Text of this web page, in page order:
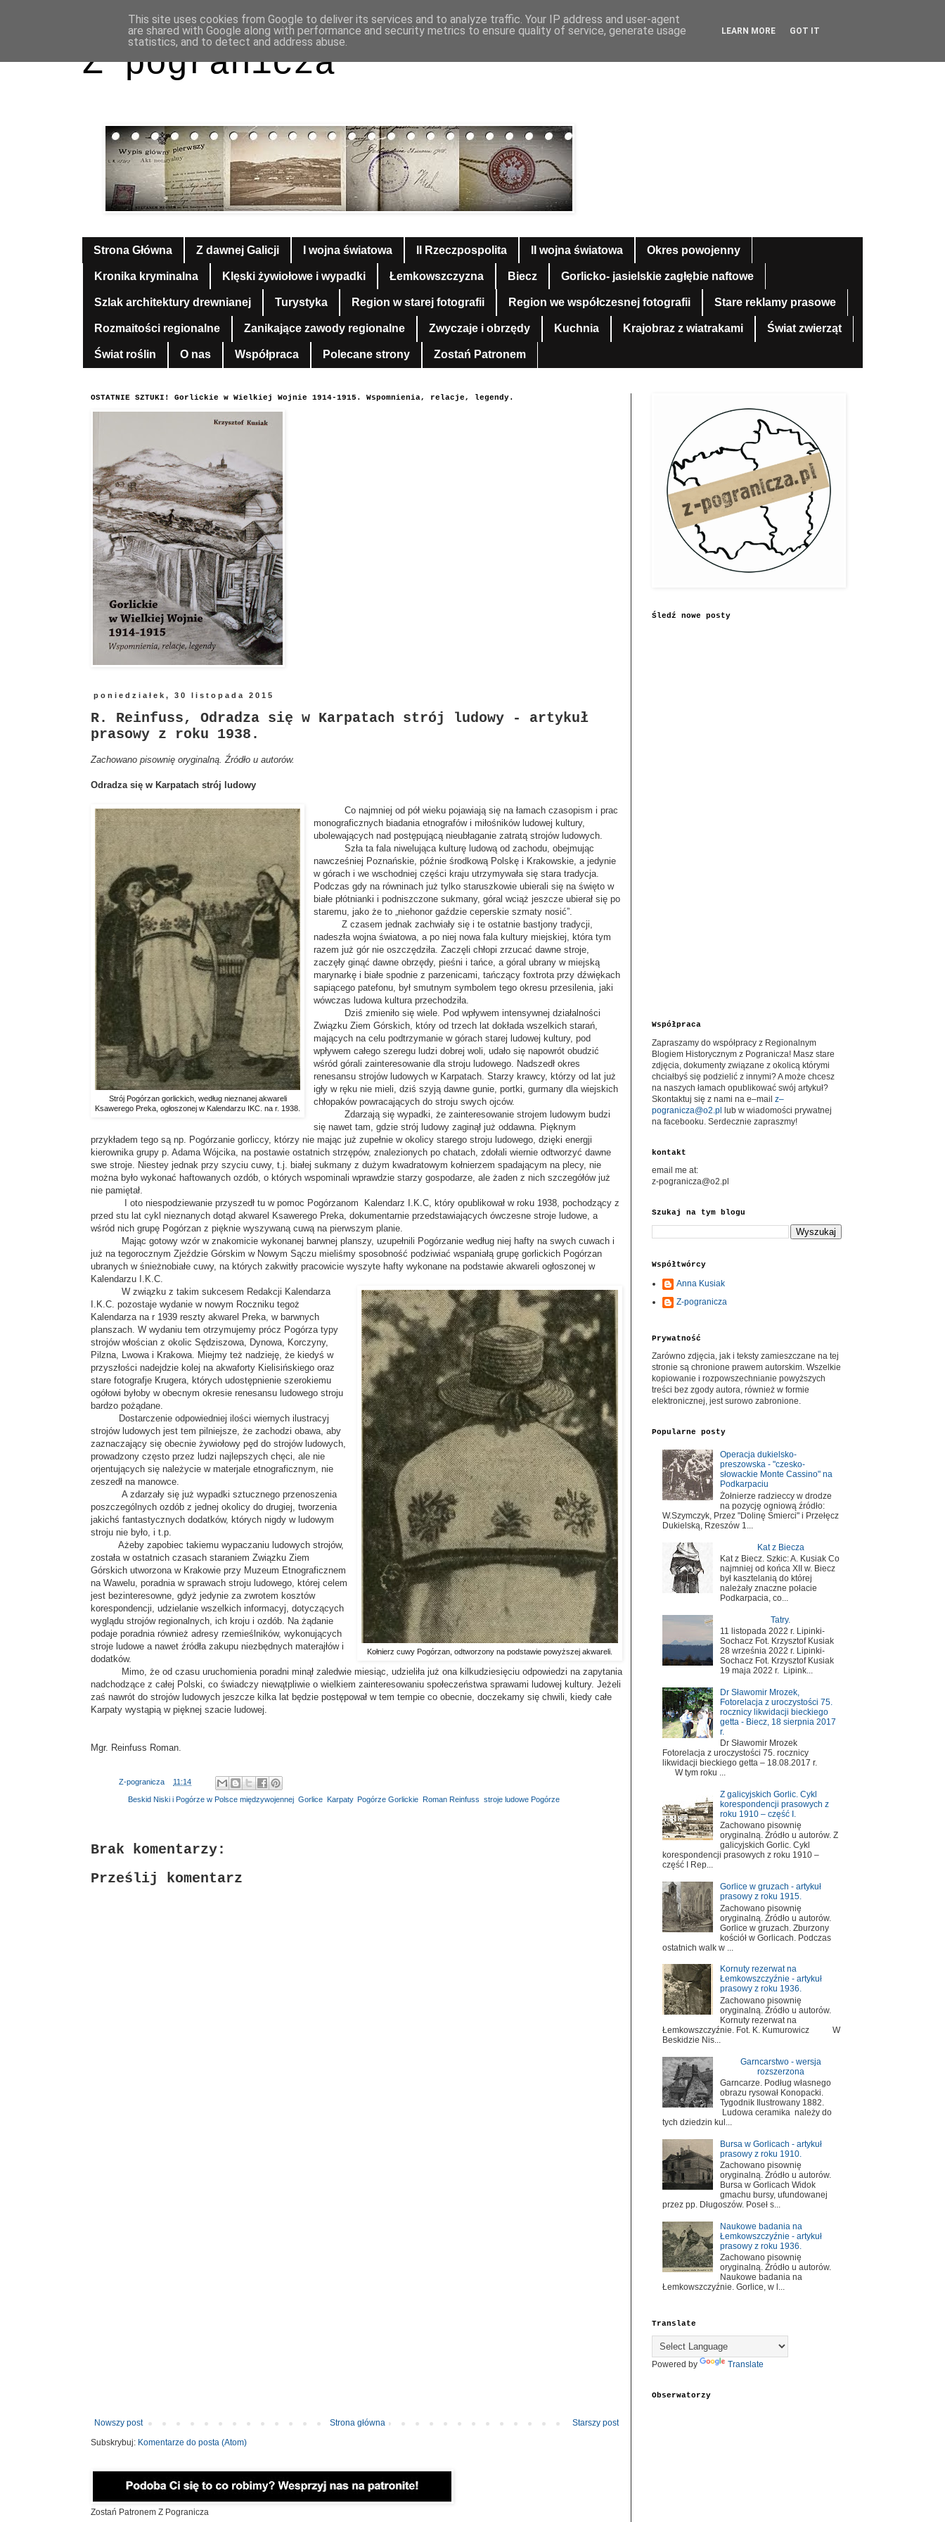
Z pogranicza
Strona Główna Z dawnej Galicji I wojna światowa II Rzeczpospolita II wojna światowa Okres powojenny
Kronika kryminalna Klęski żywiołowe i wypadki Łemkowszczyzna Biecz Gorlicko- jasielskie zagłębie naftowe
Szlak architektury drewnianej Turystyka Region w starej fotografii Region we współczesnej fotografii Stare reklamy prasowe
Rozmaitości regionalne Zanikające zawody regionalne Zwyczaje i obrzędy Kuchnia Krajobraz z wiatrakami Świat zwierząt
Świat roślin O nas Współpraca Polecane strony Zostań Patronem
OSTATNIE SZTUKI! Gorlickie w Wielkiej Wojnie 1914-1915. Wspomnienia, relacje, legendy.
poniedziałek, 30 listopada 2015
R. Reinfuss, Odradza się w Karpatach strój ludowy - artykuł
prasowy z roku 1938.
Zachowano pisownię oryginalną. Źródło u autorów.
Odradza się w Karpatach strój ludowy
Strój Pogórzan gorlickich, według nieznanej akwareli
Ksawerego Preka, ogłoszonej w Kalendarzu IKC. na r. 1938.
Co najmniej od pół wieku pojawiają się na łamach czasopism i prac
monograficznych biadania etnografów i miłośników ludowej kultury,
ubolewających nad postępującą nieubłaganie zatratą strojów ludowych.
Szła ta fala niwelująca kulturę ludową od zachodu, obejmując
nawcześniej Poznańskie, późnie środkową Polskę i Krakowskie, a jedynie
w górach i we wschodniej części kraju utrzymywała się stara tradycja.
Podczas gdy na równinach już tylko staruszkowie ubierali się na święto w
białe płótnianki i podniszczone sukmany, góral wciąż jeszcze ubierał się po
staremu, jako że to „niehonor gaździe ceperskie szmaty nosić”.
Z czasem jednak zachwiały się i te ostatnie bastjony tradycji,
nadeszła wojna światowa, a po niej nowa fala kultury miejskiej, która tym
razem już gór nie oszczędziła. Zaczęli chłopi zrzucać dawne stroje,
zaczęły ginąć dawne obrzędy, pieśni i tańce, a góral ubrany w miejską
marynarkę i białe spodnie z parzenicami, tańczący foxtrota przy dźwiękach
sapiącego patefonu, był smutnym symbolem tego okresu przesilenia, jaki
wówczas ludowa kultura przechodziła.
Dziś zmieniło się wiele. Pod wpływem intensywnej działalności
Związku Ziem Górskich, który od trzech lat dokłada wszelkich starań,
mających na celu podtrzymanie w górach starej ludowej kultury, pod
wpływem całego szeregu ludzi dobrej woli, udało się napowrót obudzić
wśród górali zainteresowanie dla stroju ludowego. Nadszedł okres
renesansu strojów ludowych w Karpatach. Starzy krawcy, którzy od lat już
igły w ręku nie mieli, dziś szyją dawne gunie, portki, gurmany dla wiejskich
chłopaków powracających do stroju swych ojców.
Zdarzają się wypadki, że zainteresowanie strojem ludowym budzi
się nawet tam, gdzie strój ludowy zaginął już oddawna. Pięknym
przykładem tego są np. Pogórzanie gorliccy, którzy nie mając już zupełnie w okolicy starego stroju ludowego, dzięki energji
kierownika grupy p. Adama Wójcika, na postawie ostatnich strzępów, znalezionych po chatach, zdołali wiernie odtworzyć dawne
swe stroje. Niestey jednak przy szyciu cuwy, t.j. białej sukmany z dużym kwadratowym kołnierzem spadającym na plecy, nie
można było wykonać haftowanych ozdób, o których wspominali wprawdzie starzy gospodarze, ale żaden z nich szczegółów już
nie pamiętał.
I oto niespodziewanie przyszedł tu w pomoc Pogórzanom Kalendarz I.K.C, który opublikował w roku 1938, pochodzący z
przed stu lat cykl nieznanych dotąd akwarel Ksawerego Preka, dokumentarnie przedstawiających ówczesne stroje ludowe, a
wśród nich grupę Pogórzan z pięknie wyszywaną cuwą na pierwszym planie.
Mając gotowy wzór w znakomicie wykonanej barwnej planszy, uzupełnili Pogórzanie według niej hafty na swych cuwach i
już na tegorocznym Zjeździe Górskim w Nowym Sączu mieliśmy sposobność podziwiać wspaniałą grupę gorlickich Pogórzan
ubranych w śnieżnobiałe cuwy, na których zakwitły pracowicie wyszyte hafty wykonane na podstawie akwareli ogłoszonej w
Kalendarzu I.K.C.
Kołnierz cuwy Pogórzan, odtworzony na podstawie powyższej akwareli.
W związku z takim sukcesem Redakcji Kalendarza
I.K.C. pozostaje wydanie w nowym Roczniku tegoż
Kalendarza na r 1939 reszty akwarel Preka, w barwnych
planszach. W wydaniu tem otrzymujemy prócz Pogórza typy
strojów włościan z okolic Sędziszowa, Dynowa, Korczyny,
Pilzna, Lwowa i Krakowa. Miejmy też nadzieję, że kiedyś w
przyszłości nadejdzie kolej na akwaforty Kielisińskiego oraz
stare fotografje Krugera, których udostępnienie szerokiemu
ogółowi byłoby w obecnym okresie renesansu ludowego stroju
bardzo pożądane.
Dostarczenie odpowiedniej ilości wiernych ilustracyj
strojów ludowych jest tem pilniejsze, że zachodzi obawa, aby
zaznaczający się obecnie żywiołowy pęd do strojów ludowych,
prowadzony często przez ludzi najlepszych chęci, ale nie
orjentujących się należycie w materjale etnograficznym, nie
zeszedł na manowce.
A zdarzały się już wypadki sztucznego przenoszenia
poszczególnych ozdób z jednej okolicy do drugiej, tworzenia
jakichś fantastycznych dodatków, których nigdy w ludowym
stroju nie było, i t.p.
Ażeby zapobiec takiemu wypaczaniu ludowych strojów,
została w ostatnich czasach staraniem Związku Ziem
Górskich utworzona w Krakowie przy Muzeum Etnograficznem
na Wawelu, poradnia w sprawach stroju ludowego, której celem
jest bezinteresowne, gdyż jedynie za zwrotem kosztów
korespondencji, udzielanie wszelkich informacyj, dotyczących
wyglądu strojów regionalnych, ich kroju i ozdób. Na żądanie
podaje poradnia również adresy rzemieślników, wykonujących
stroje ludowe a nawet źródła zakupu niezbędnych materajłów i
dodatków.
Mimo, że od czasu uruchomienia poradni minął zaledwie miesiąc, udzieliła już ona kilkudziesięciu odpowiedzi na zapytania
nadchodzące z całej Polski, co świadczy niewątpliwie o wielkiem zainteresowaniu społeczeństwa sprawami ludowej kultury. Jeżeli
zaś nawrót do strojów ludowych jeszcze kilka lat będzie postępował w tem tempie co obecnie, doczekamy się chwili, kiedy całe
Karpaty wystąpią w pięknej szacie ludowej.
Mgr. Reinfuss Roman.
Z-pogranicza 11:14
Beskid Niski i Pogórze w Polsce międzywojennej Gorlice Karpaty, Pogórze Gorlickie Roman Reinfuss stroje ludowe Pogórze
Brak komentarzy:
Prześlij komentarz
Nowszy post Starszy post
Strona główna
Subskrybuj: Komentarze do posta (Atom)
Zostań Patronem Z Pogranicza
Śledź nowe posty
Współpraca
Zapraszamy do współpracy z Regionalnym
Blogiem Historycznym z Pogranicza! Masz stare
zdjęcia, dokumenty związane z okolicą którymi
chciałbyś się podzielić z innymi? A może chcesz
na naszych łamach opublikować swój artykuł?
Skontaktuj się z nami na e–mail z–
pogranicza@o2.pl
lub w wiadomości prywatnej
na facebooku. Serdecznie zapraszmy!
kontakt
email me at:
z-pogranicza@o2.pl
Szukaj na tym blogu
Współtwórcy
Anna Kusiak
Z-pogranicza
Prywatność
Zarówno zdjęcia, jak i teksty zamieszczane na tej
stronie są chronione prawem autorskim. Wszelkie
kopiowanie i rozpowszechnianie powyższych
treści bez zgody autora, również w formie
elektronicznej, jest surowo zabronione.
Popularne posty
Operacja dukielsko-
preszowska - "czesko-
słowackie Monte Cassino" na
Podkarpaciu
Żołnierze radzieccy w drodze
na pozycję ogniową źródło:
W.Szymczyk, Przez "Dolinę Śmierci" i Przełęcz
Dukielską, Rzeszów 1...
Kat z Biecza
Kat z Biecz. Szkic: A. Kusiak Co
najmniej od końca XII w. Biecz
był kasztelanią do której
należały znaczne połacie
Podkarpacia, co...
Tatry.
11 listopada 2022 r. Lipinki-
Sochacz Fot. Krzysztof Kusiak
28 września 2022 r. Lipinki-
Sochacz Fot. Krzysztof Kusiak
19 maja 2022 r. Lipink...
Dr Sławomir Mrozek,
Fotorelacja z uroczystości 75.
rocznicy likwidacji bieckiego
getta - Biecz, 18 sierpnia 2017
r.
Dr Sławomir Mrozek
Fotorelacja z uroczystości 75. rocznicy
likwidacji bieckiego getta – 18.08.2017 r.
W tym roku ...
Z galicyjskich Gorlic. Cykl
korespondencji prasowych z
roku 1910 – część I.
Zachowano pisownię
oryginalną. Źródło u autorów. Z
galicyjskich Gorlic. Cykl
korespondencji prasowych z roku 1910 –
część I Rep...
Gorlice w gruzach - artykuł
prasowy z roku 1915.
Zachowano pisownię
oryginalną. Źródło u autorów.
Gorlice w gruzach. Zburzony
kościół w Gorlicach. Podczas
ostatnich walk w ...
Kornuty rezerwat na
Łemkowszczyźnie - artykuł
prasowy z roku 1936.
Zachowano pisownię
oryginalną. Źródło u autorów.
Kornuty rezerwat na
Łemkowszczyźnie. Fot. K. Kumurowicz W
Beskidzie Nis...
Garncarstwo - wersja
rozszerzona
Garncarze. Podług własnego
obrazu rysował Konopacki.
Tygodnik Ilustrowany 1882.
Ludowa ceramika należy do
tych dziedzin kul...
Bursa w Gorlicach - artykuł
prasowy z roku 1910.
Zachowano pisownię
oryginalną. Źródło u autorów.
Bursa w Gorlicach Widok
gmachu bursy, ufundowanej
przez pp. Długoszów. Poseł s...
Naukowe badania na
Łemkowszczyźnie - artykuł
prasowy z roku 1936.
Zachowano pisownię
oryginalną. Źródło u autorów.
Naukowe badania na
Łemkowszczyźnie. Gorlice, w l...
Translate
Powered by Translate
Obserwatorzy
This site uses cookies from Google to deliver its services and to analyze traffic. Your IP address and user-agent
are shared with Google along with performance and security metrics to ensure quality of service, generate usage
statistics, and to detect and address abuse.
LEARN MORE GOT IT